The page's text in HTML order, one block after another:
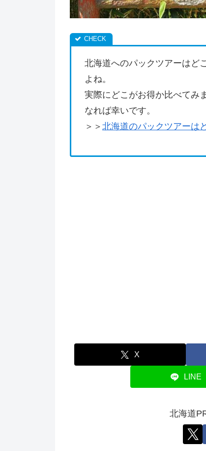
北海道へのパックツアーはど
よね。
実際にどこがお得か比べてみ
なれば幸いです。
＞＞ 北海道のパックツアーは
X
LINE
北海道